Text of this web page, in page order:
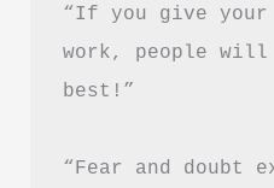
“If you give
work, people will
best!”
“Fear and doubt